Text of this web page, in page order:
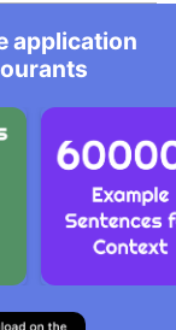
application